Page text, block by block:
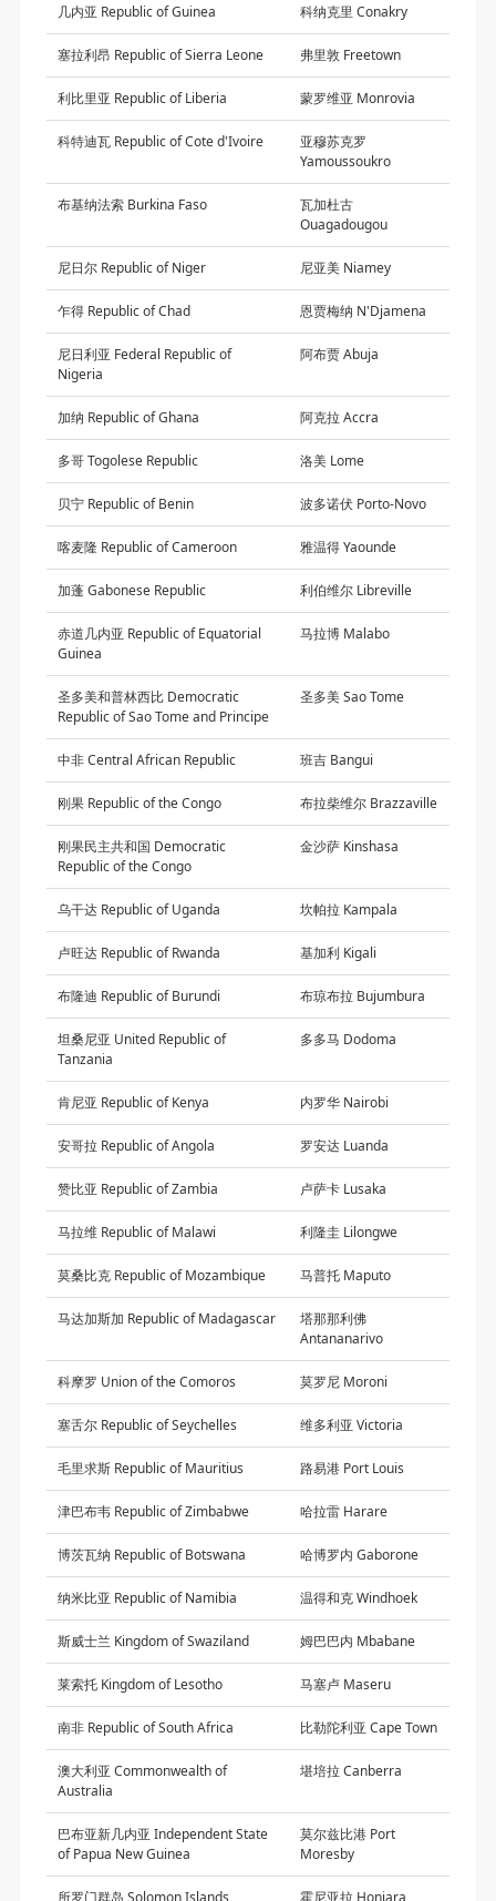
几内亚 Republic of Guinea 科纳克里 Conakry
塞拉利昂 Republic of Sierra Leone 弗里敦 Freetown
利比里亚 Republic of Liberia 蒙罗维亚 Monrovia
科特迪瓦 Republic of Cote d'Ivoire
亚穆苏克罗
Yamoussoukro
布基纳法索 Burkina Faso
瓦加杜古
Ouagadougou
尼日尔 Republic of Niger 尼亚美 Niamey
乍得 Republic of Chad 恩贾梅纳 N'Djamena
尼日利亚 Federal Republic of
Nigeria
阿布贾 Abuja
加纳 Republic of Ghana 阿克拉 Accra
多哥 Togolese Republic 洛美 Lome
贝宁 Republic of Benin 波多诺伏 Porto-Novo
喀麦隆 Republic of Cameroon 雅温得 Yaounde
加蓬 Gabonese Republic 利伯维尔 Libreville
赤道几内亚 Republic of Equatorial
Guinea
马拉博 Malabo
圣多美和普林西比 Democratic
Republic of Sao Tome and Principe
圣多美 Sao Tome
中非 Central African Republic 班吉 Bangui
刚果 Republic of the Congo 布拉柴维尔 Brazzaville
刚果民主共和国 Democratic
Republic of the Congo
金沙萨 Kinshasa
乌干达 Republic of Uganda 坎帕拉 Kampala
卢旺达 Republic of Rwanda 基加利 Kigali
布隆迪 Republic of Burundi 布琼布拉 Bujumbura
坦桑尼亚 United Republic of
Tanzania
多多马 Dodoma
肯尼亚 Republic of Kenya 内罗华 Nairobi
安哥拉 Republic of Angola 罗安达 Luanda
赞比亚 Republic of Zambia 卢萨卡 Lusaka
马拉维 Republic of Malawi 利隆圭 Lilongwe
莫桑比克 Republic of Mozambique 马普托 Maputo
马达加斯加 Republic of Madagascar
塔那那利佛
Antananarivo
科摩罗 Union of the Comoros 莫罗尼 Moroni
塞舌尔 Republic of Seychelles 维多利亚 Victoria
毛里求斯 Republic of Mauritius 路易港 Port Louis
津巴布韦 Republic of Zimbabwe 哈拉雷 Harare
博茨瓦纳 Republic of Botswana 哈博罗内 Gaborone
纳米比亚 Republic of Namibia 温得和克 Windhoek
斯威士兰 Kingdom of Swaziland 姆巴巴内 Mbabane
莱索托 Kingdom of Lesotho 马塞卢 Maseru
南非 Republic of South Africa 比勒陀利亚 Cape Town
澳大利亚 Commonwealth of
Australia
堪培拉 Canberra
巴布亚新几内亚 Independent State
of Papua New Guinea
莫尔兹比港 Port
Moresby
所罗门群岛 Solomon Islands 霍尼亚拉 Honiara